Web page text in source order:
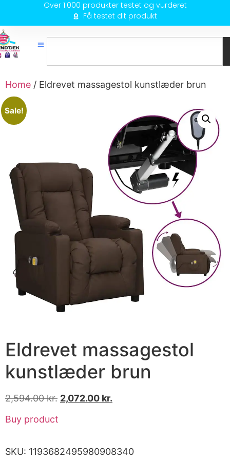
Over 1.000 produkter testet og vurderet
Få testet dit produkt
Home / Eldrevet massagestol kunstlæder brun
Sale!
Eldrevet massagestol
kunstlæder brun
2,594.00kr. 2,072.00 kr.
Buy product
SKU: 1193682495980908340